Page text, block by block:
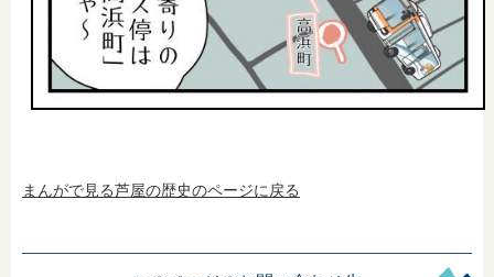
まんがで見る芦屋の歴史のページに戻る